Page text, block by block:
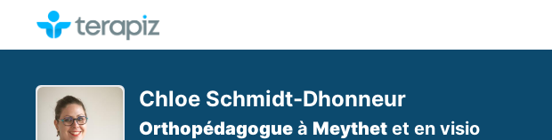
Chloe Schmidt-Dhonneur
Orthopédagogue à Meythet et en visio